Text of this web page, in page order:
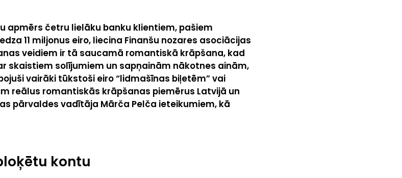
apmērs četru lielāku banku klientiem, pašiem
11 miljonus eiro, liecina Finanšu nozares asociācijas
veidiem ir tā saucamā romantiskā krāpšana, kad
skaistiem solījumiem un sapņainām nākotnes ainām,
vairāki tūkstoši eiro “lidmašīnas biļetēm” vai
reālus romantiskās krāpšanas piemērus Latvijā un
pārvaldes vadītāja Mārča Pelča ieteikumiem, kā
kontu